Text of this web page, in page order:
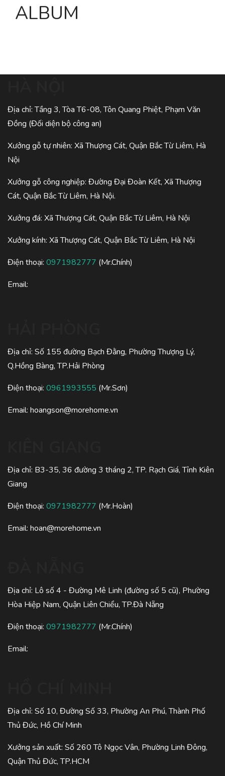
ALBUM
Địa chỉ: Tầng 3, Tòa T6-08, Tôn Quang Phiệt, Phạm Văn
Đồng (Đối diện bộ công an)
Xưởng gỗ tự nhiên: Xã Thượng Cát, Quận Bắc Từ Liêm, Hà
Nội
Xưởng gỗ công nghiệp: Đường Đại Đoàn Kết, Xã Thượng
Cát, Quận Bắc Từ Liêm, Hà Nội.
Xưởng đá: Xã Thượng Cát, Quận Bắc Từ Liêm, Hà Nội
Xưởng kính: Xã Thượng Cát, Quận Bắc Từ Liêm, Hà Nội
Điện thoại: 0971982777 (Mr.Chính)
Email:
Địa chỉ: Số 155 đường Bạch Đằng, Phường Thượng Lý,
Q.Hồng Bàng, TP.Hải Phòng
Điện thoại: 0961993555 (Mr.Sơn)
Email: hoangson@morehome.vn
Địa chỉ: B3-35, 36 đường 3 tháng 2, TP. Rạch Giá, Tỉnh Kiên
Giang
Điện thoại: 0971982777 (Mr.Hoàn)
Email: hoan@morehome.vn
Địa chỉ: Lô số 4 - Đường Mê Linh (đường số 5 cũ), Phường
Hòa Hiệp Nam, Quận Liên Chiểu, TP.Đà Nẵng
Điện thoại: 0971982777 (Mr.Chính)
Email:
Địa chỉ: Số 10, Đường Số 33, Phường An Phú, Thành Phố
Thủ Đức, Hồ Chí Minh
Xưởng sản xuất: Số 260 Tô Ngọc Vân, Phường Linh Đông,
Quận Thủ Đức, TP.HCM